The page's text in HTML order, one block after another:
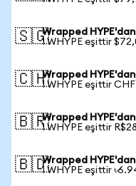
🇸🇬Wrapped
1 WHYPE eşittir
🇨🇭Wrapped
1 WHYPE eşittir
🇧🇷Wrapped
1 WHYPE eşittir
🇧🇩Wrapped
1 WHYPE eşittir